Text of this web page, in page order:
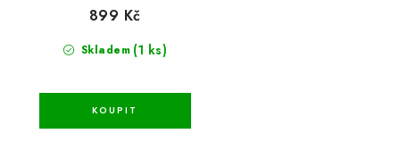
Skladem (1 ks)
899 Kč